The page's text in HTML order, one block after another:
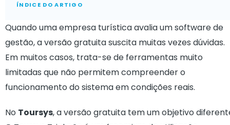
ÍNDICE DO ARTIGO
Quando uma empresa turística avalia um software de
gestão, a versão gratuita suscita muitas vezes dúvidas.
Em muitos casos, trata-se de ferramentas muito
limitadas que não permitem compreender o
funcionamento do sistema em condições reais.
No Toursys, a versão gratuita tem um objetivo